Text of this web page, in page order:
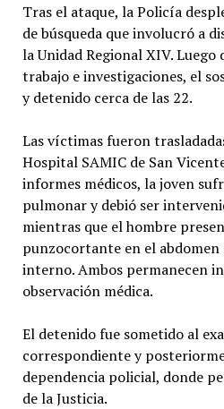
Tras el ataque, la Policía
de búsqueda que involucró a
la Unidad Regional XIV. Luego
trabajo e investigaciones, el
y detenido cerca de las 22.
Las víctimas fueron
Hospital SAMIC de San
informes médicos, la joven
pulmonar y debió ser
mientras que el hombre
punzocortante en el
interno. Ambos permanecen
observación médica.
El detenido fue sometido al
correspondiente y
dependencia policial, donde
de la Justicia.